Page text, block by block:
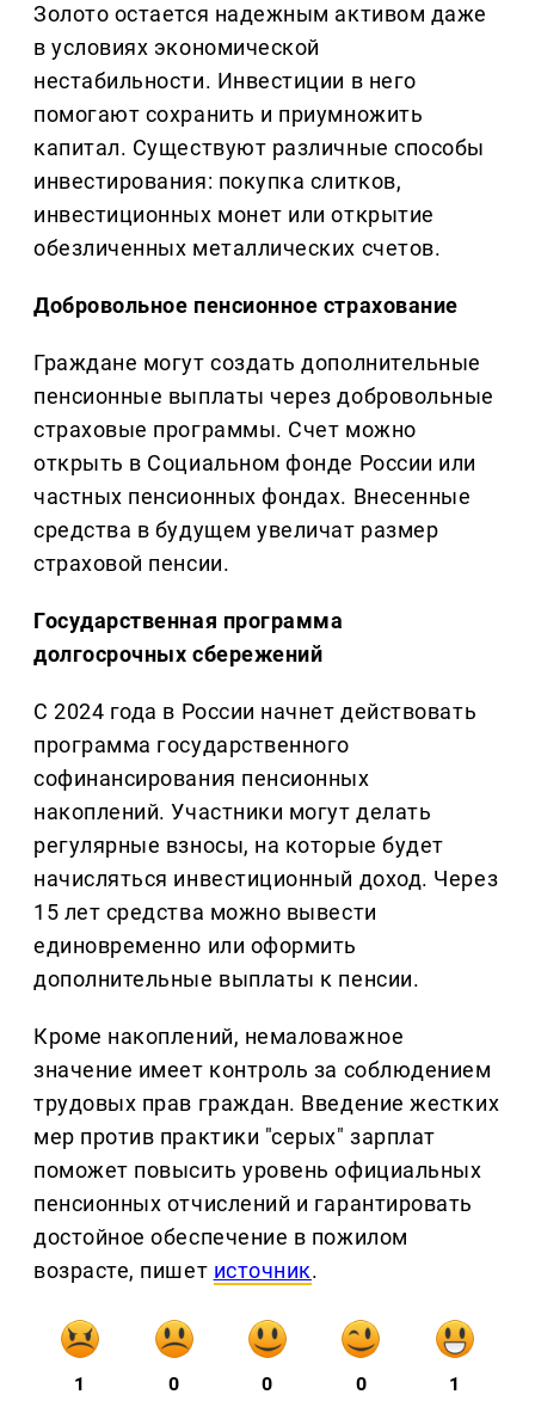
Золото остается надежным активом даже
в условиях экономической
нестабильности. Инвестиции в него
помогают сохранить и приумножить
капитал. Существуют различные способы
инвестирования: покупка слитков,
инвестиционных монет или открытие
обезличенных металлических счетов.
Добровольное пенсионное страхование
Граждане могут создать дополнительные
пенсионные выплаты через добровольные
страховые программы. Счет можно
открыть в Социальном фонде России или
частных пенсионных фондах. Внесенные
средства в будущем увеличат размер
страховой пенсии.
Государственная программа
долгосрочных сбережений
С 2024 года в России начнет действовать
программа государственного
софинансирования пенсионных
накоплений. Участники могут делать
регулярные взносы, на которые будет
начисляться инвестиционный доход. Через
15 лет средства можно вывести
единовременно или оформить
дополнительные выплаты к пенсии.
Кроме накоплений, немаловажное
значение имеет контроль за соблюдением
трудовых прав граждан. Введение жестких
мер против практики "серых" зарплат
поможет повысить уровень официальных
пенсионных отчислений и гарантировать
достойное обеспечение в пожилом
возрасте, пишет источник.
1 0 0 0 1